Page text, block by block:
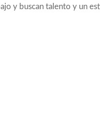
y buscan talento y un